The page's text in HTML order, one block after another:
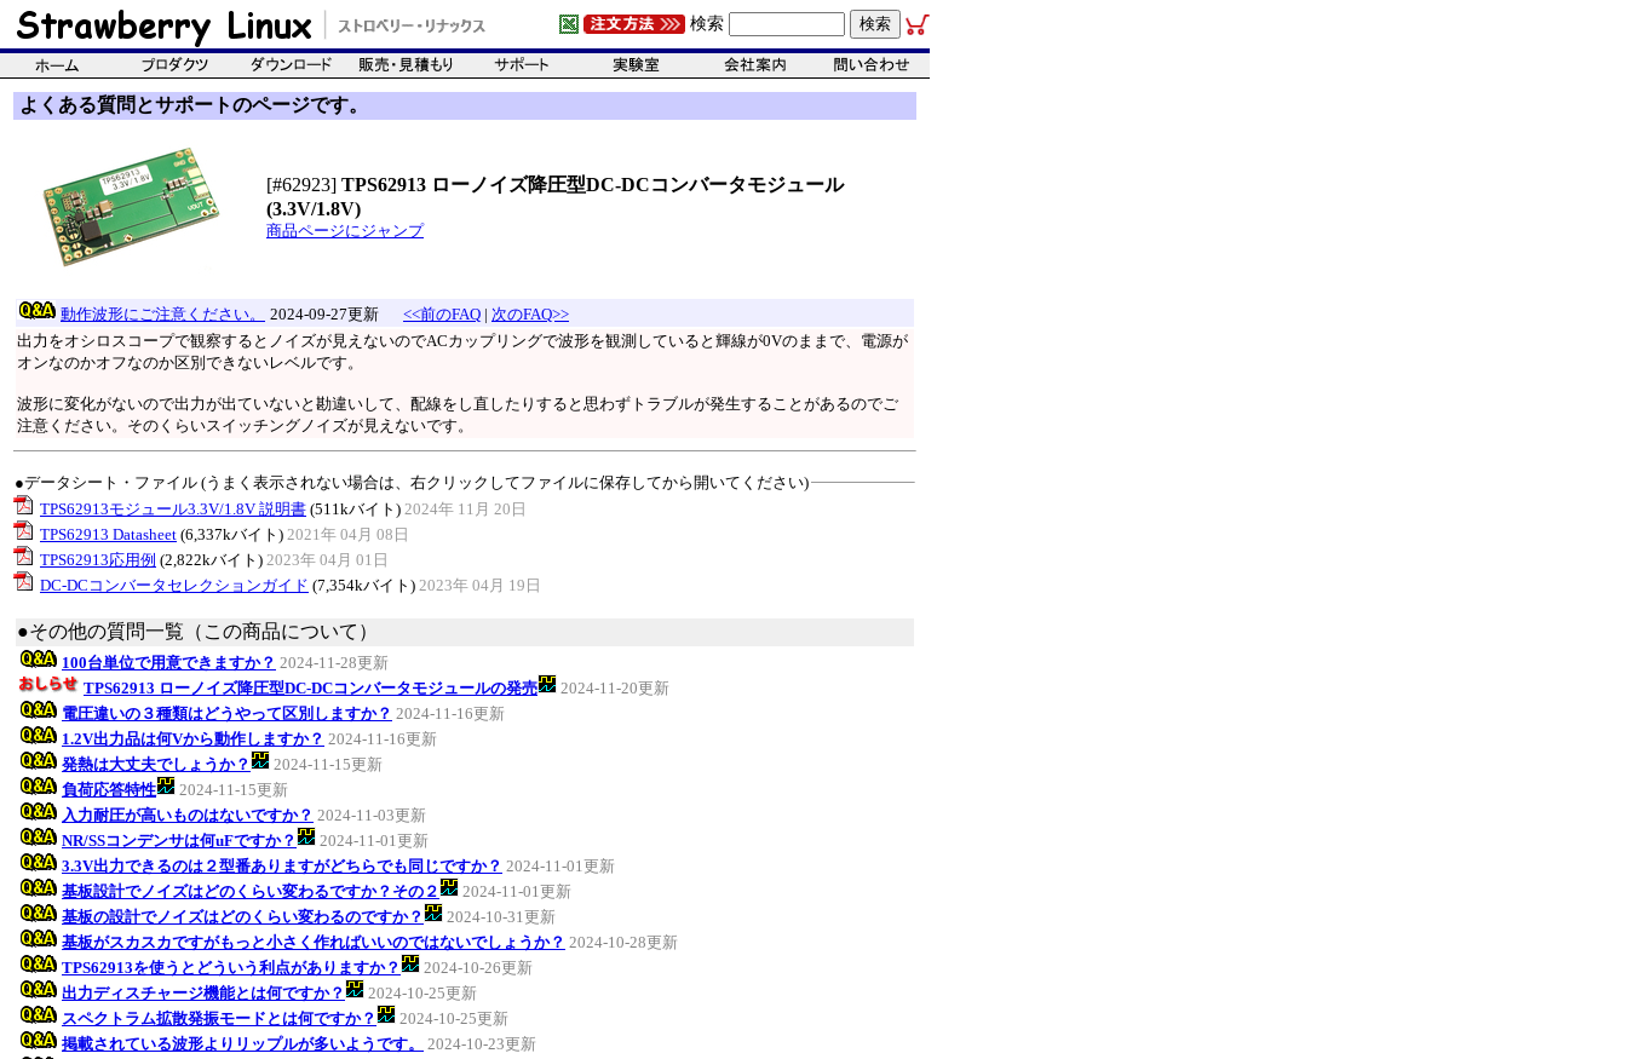
検索
よくある質問とサポートのページです。
[#62923] TPS62913 ローノイズ降圧型DC-DCコンバータモジュール
(3.3V/1.8V)
商品ページにジャンプ
動作波形にご注意ください。 2024-09-27更新 <<前のFAQ | 次のFAQ>>
出力をオシロスコープで観察するとノイズが見えないのでACカップリングで波形を観測していると輝線が0Vのままで、電源が
オンなのかオフなのか区別できないレベルです。
波形に変化がないので出力が出ていないと勘違いして、配線をし直したりすると思わずトラブルが発生することがあるのでご
注意ください。そのくらいスイッチングノイズが見えないです。
●データシート・ファイル (うまく表示されない場合は、右クリックしてファイルに保存してから開いてください)
TPS62913モジュール3.3V/1.8V 説明書 (511kバイト) 2024年 11月 20日
TPS62913 Datasheet (6,337kバイト) 2021年 04月 08日
TPS62913応用例 (2,822kバイト) 2023年 04月 01日
DC-DCコンバータセレクションガイド (7,354kバイト) 2023年 04月 19日
●その他の質問一覧（この商品について）
100台単位で用意できますか？ 2024-11-28更新
TPS62913 ローノイズ降圧型DC-DCコンバータモジュールの発売
2024-11-20更新
電圧違いの３種類はどうやって区別しますか？ 2024-11-16更新
1.2V出力品は何Vから動作しますか？ 2024-11-16更新
発熱は大丈夫でしょうか？
2024-11-15更新
負荷応答特性
2024-11-15更新
入力耐圧が高いものはないですか？ 2024-11-03更新
NR/SSコンデンサは何uFですか？
2024-11-01更新
3.3V出力できるのは２型番ありますがどちらでも同じですか？ 2024-11-01更新
基板設計でノイズはどのくらい変わるですか？その２
2024-11-01更新
基板の設計でノイズはどのくらい変わるのですか？
2024-10-31更新
基板がスカスカですがもっと小さく作ればいいのではないでしょうか？ 2024-10-28更新
TPS62913を使うとどういう利点がありますか？
2024-10-26更新
出力ディスチャージ機能とは何ですか？
2024-10-25更新
スペクトラム拡散発振モードとは何ですか？
2024-10-25更新
掲載されている波形よりリップルが多いようです。
2024-10-23更新